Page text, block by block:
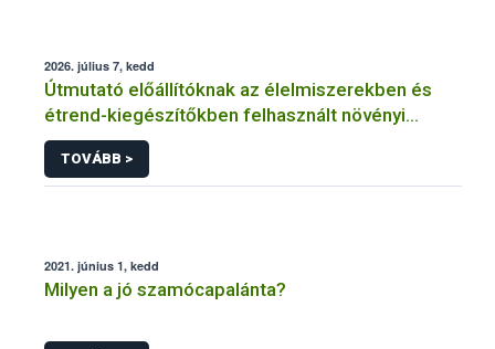
2026. július 7, kedd
Útmutató előállítóknak az élelmiszerekben és
étrend-kiegészítőkben felhasznált növényi
anyagok
TOVÁBB >
2021. június 1, kedd
Milyen a jó szamócapalánta?